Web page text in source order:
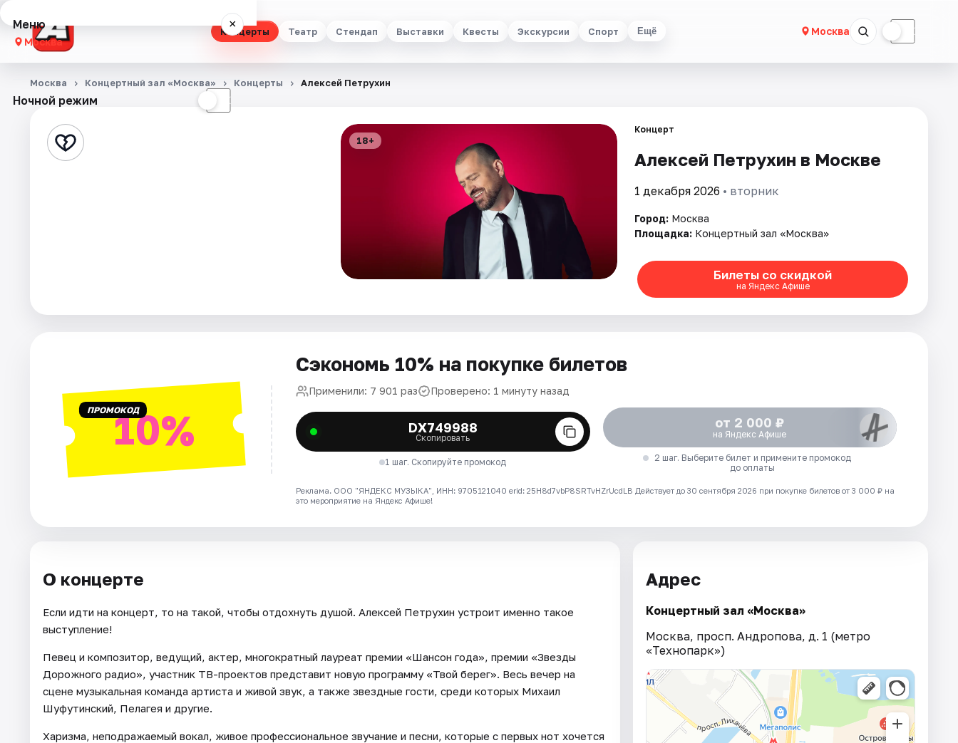
Концерты Театр Стендап Выставки Квесты Экскурсии Спорт Ещё Москва ☾
Меню ×
Москва
Концерты
Стендап
Площадки
Артисты
Рейтинги
Ночной режим ☾
Москва Концертный зал «Москва» Концерты Алексей Петрухин
18+
Концерт
Алексей Петрухин в Москве
1 декабря 2026 • вторник
Город: Москва
Площадка: Концертный зал «Москва»
Билеты со скидкой
на Яндекс Афише
ПРОМОКОД10%
Сэкономь 10% на покупке билетов
Применили: 7 901 раз Проверено: 1 минуту назад
DX749988
Скопировать
1 шаг. Скопируйте промокод
от 2 000 ₽
на Яндекс Афише
2 шаг. Выберите билет и примените промокод
до оплаты
Реклама. ООО "ЯНДЕКС МУЗЫКА", ИНН: 9705121040 erid: 25H8d7vbP8SRTvHZrUcdLB Действует до 30 сентября 2026 при покупке билетов от 3 000 ₽ на
это мероприятие на Яндекс Афише!
О концерте
Если идти на концерт, то на такой, чтобы отдохнуть душой. Алексей Петрухин устроит именно такое
выступление!
Певец и композитор, ведущий, актер, многократный лауреат премии «Шансон года», премии «Звезды
Дорожного радио», участник ТВ-проектов представит новую программу «Твой берег». Весь вечер на
сцене музыкальная команда артиста и живой звук, а также звездные гости, среди которых Михаил
Шуфутинский, Пелагея и другие.
Харизма, неподражаемый вокал, живое профессиональное звучание и песни, которые с первых нот хочется
Адрес
Концертный зал «Москва»
Москва, просп. Андропова, д. 1 (метро
«Технопарк»)